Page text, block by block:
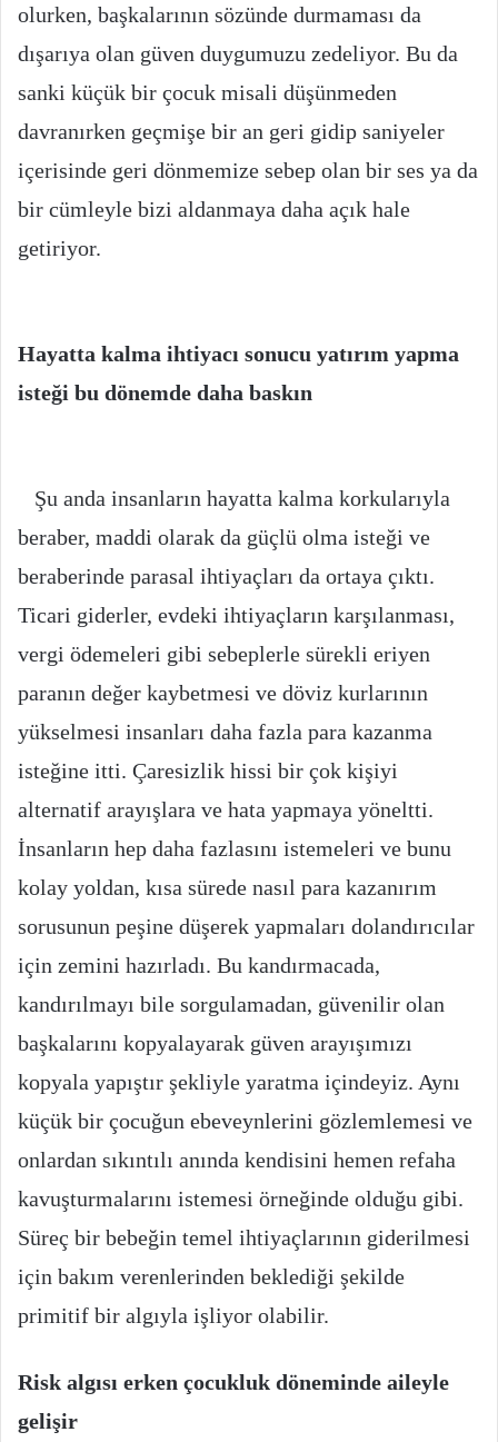
olurken, başkalarının sözünde durmaması da
dışarıya olan güven duygumuzu zedeliyor. Bu da
sanki küçük bir çocuk misali düşünmeden
davranırken geçmişe bir an geri gidip saniyeler
içerisinde geri dönmemize sebep olan bir ses ya da
bir cümleyle bizi aldanmaya daha açık hale
getiriyor.
Hayatta kalma ihtiyacı sonucu yatırım yapma
isteği bu dönemde daha baskın
Şu anda insanların hayatta kalma korkularıyla
beraber, maddi olarak da güçlü olma isteği ve
beraberinde parasal ihtiyaçları da ortaya çıktı.
Ticari giderler, evdeki ihtiyaçların karşılanması,
vergi ödemeleri gibi sebeplerle sürekli eriyen
paranın değer kaybetmesi ve döviz kurlarının
yükselmesi insanları daha fazla para kazanma
isteğine itti. Çaresizlik hissi bir çok kişiyi
alternatif arayışlara ve hata yapmaya yöneltti.
İnsanların hep daha fazlasını istemeleri ve bunu
kolay yoldan, kısa sürede nasıl para kazanırım
sorusunun peşine düşerek yapmaları dolandırıcılar
için zemini hazırladı. Bu kandırmacada,
kandırılmayı bile sorgulamadan, güvenilir olan
başkalarını kopyalayarak güven arayışımızı
kopyala yapıştır şekliyle yaratma içindeyiz. Aynı
küçük bir çocuğun ebeveynlerini gözlemlemesi ve
onlardan sıkıntılı anında kendisini hemen refaha
kavuşturmalarını istemesi örneğinde olduğu gibi.
Süreç bir bebeğin temel ihtiyaçlarının giderilmesi
için bakım verenlerinden beklediği şekilde
primitif bir algıyla işliyor olabilir.
Risk algısı erken çocukluk döneminde aileyle
gelişir